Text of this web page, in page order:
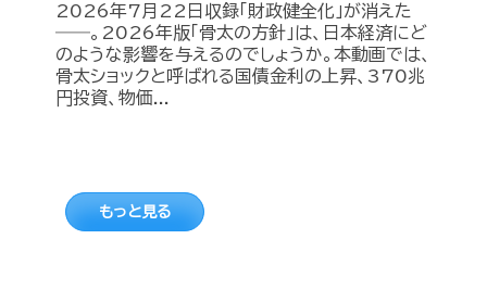
2026年7月22日収録「財政健全化」が消えた
――。2026年版「骨太の方針」は、日本経済にど
のような影響を与えるのでしょうか。本動画では、
骨太ショックと呼ばれる国債金利の上昇、370兆
円投資、物価...
もっと見る